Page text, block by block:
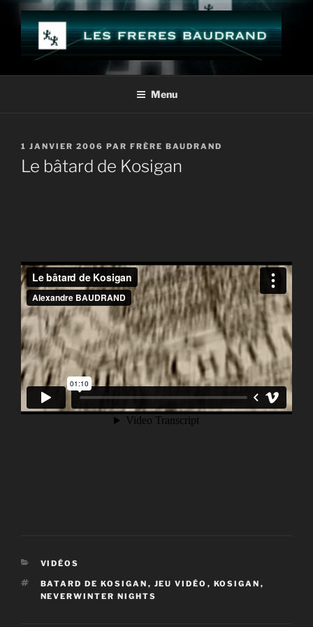
Aller
contenu
principal
LES FRÈRES BAUDRAND
Menu
PUBLIÉ
LE
1 JANVIER 2006 PAR FRÈRE BAUDRAND
Le bâtard de Kosigan
CATÉGORIES
VIDÉOS
ÉTIQUETTES
BATARD DE KOSIGAN , JEU VIDÉO , KOSIGAN ,
NEVERWINTER NIGHTS